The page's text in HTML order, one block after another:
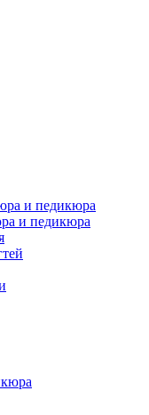
и педикюра
и педикюра